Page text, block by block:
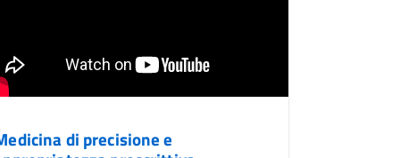
di precisione e